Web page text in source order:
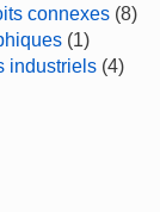
connexes (8)
(1)
industriels (4)